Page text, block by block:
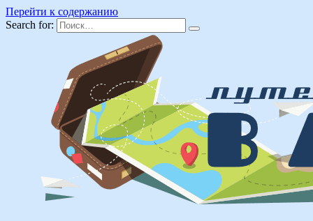
Перейти к содержанию
Search for: